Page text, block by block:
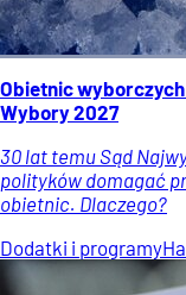
Obietnic
Wybory 2027
30 lat temu Sąd
polityków domagać
obietnic. Dlaczego?
Dodatki i programy